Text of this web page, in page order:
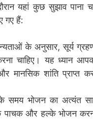
यहां कुछ सुझाव पाना
गए हैं:
के अनुसार, सूर्य
चाहिए। यह ध्यान
मानसिक शांति प्राप्त
समय भोजन का अत्यंत
और हल्के भोजन